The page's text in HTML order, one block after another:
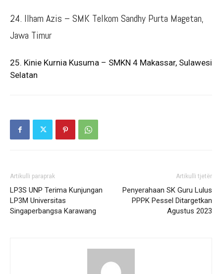
24. Ilham Azis – SMK Telkom Sandhy Purta Magetan,
Jawa Timur
25. Kinie Kurnia Kusuma – SMKN 4 Makassar, Sulawesi
Selatan
Artikulli paraprak
LP3S UNP Terima Kunjungan
LP3M Universitas
Singaperbangsa Karawang
Artikulli tjetër
Penyerahaan SK Guru Lulus
PPPK Pessel Ditargetkan
Agustus 2023